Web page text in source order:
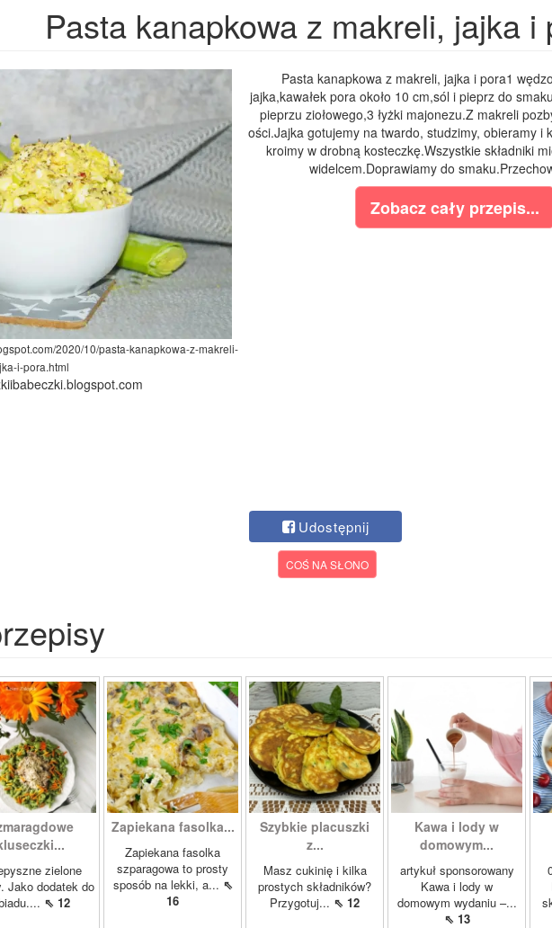
Pasta kanapkowa z makreli, jajka i
2020/10/pasta-kanapkowa-z-makreli-
i-pora.html
Pasta kanapkowa z makreli, jajka i pora1
jajka,kawałek pora około 10 cm,sól i pieprz do
pieprzu ziołowego,3 łyżki majonezu.Z makreli
ości.Jajka gotujemy na twardo, studzimy, obieramy i
kroimy w drobną kosteczkę.Wszystkie składniki
widelcem.Doprawiamy do
Zobacz cały przepis...
Udostępnij
COŚ NA SŁONO
zielone
Jako dodatek do
⇖ 12
Zapiekana fasolka...
Zapiekana fasolka
szparagowa to prosty
sposób na lekki, a... ⇖
16
Szybkie placuszki
z...
Masz cukinię i kilka
prostych składników?
Przygotuj... ⇖ 12
Kawa i lody w
domowym...
artykuł sponsorowany
Kawa i lody w
domowym wydaniu –...
⇖ 13